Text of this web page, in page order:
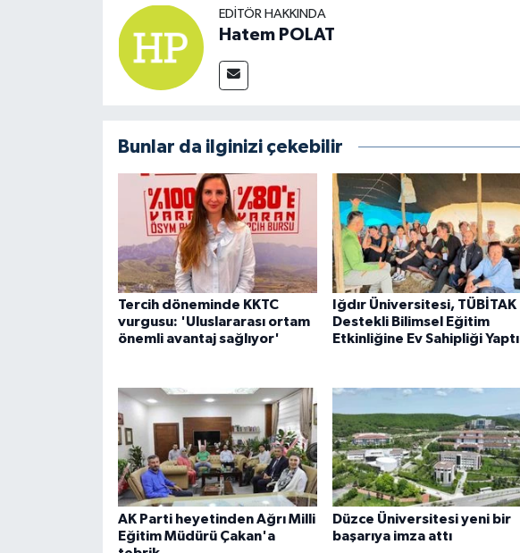
EDITÖR HAKKINDA
Hatem POLAT
Bunlar da ilginizi çekebilir
Tercih döneminde KKTC
vurgusu: 'Uluslararası ortam
önemli avantaj sağlıyor'
Iğdır Üniversitesi, TÜBİTAK
Destekli Bilimsel Eğitim
Etkinliğine Ev Sahipliği Yaptı
AK Parti heyetinden Ağrı Milli
Eğitim Müdürü Çakan'a
Düzce Üniversitesi yeni bir
başarıya imza attı